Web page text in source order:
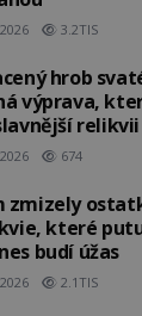
3.2TIS
hrob
výprava,
674
zmizely
které
budí úžas
2.1TIS